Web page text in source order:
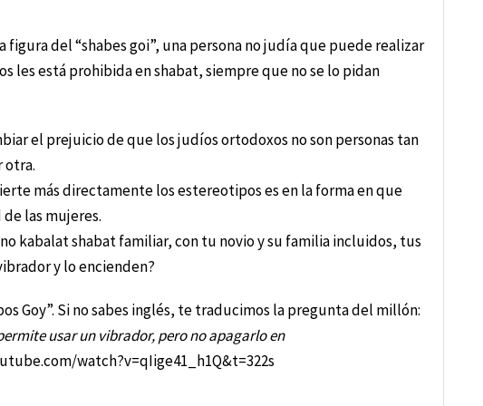
del “shabes goi”, una persona no judía que puede realizar
les está prohibida en shabat, siempre que no se lo pidan
el prejuicio de que los judíos ortodoxos no son personas tan
otra.
más directamente los estereotipos es en la forma en que
las mujeres.
kabalat shabat familiar, con tu novio y su familia incluidos, tus
y lo encienden?
Goy”. Si no sabes inglés, te traducimos la pregunta del millón:
usar un vibrador, pero no apagarlo en
watch?v=qIige41_h1Q&t=322s